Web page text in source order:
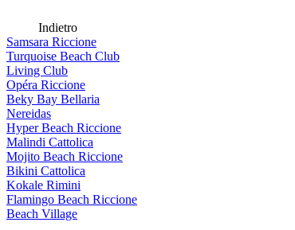
Indietro
Samsara Riccione
Turquoise Beach Club
Living Club
Opéra Riccione
Beky Bay Bellaria
Nereidas
Hyper Beach Riccione
Malindi Cattolica
Mojito Beach Riccione
Bikini Cattolica
Kokale Rimini
Flamingo Beach Riccione
Beach Village